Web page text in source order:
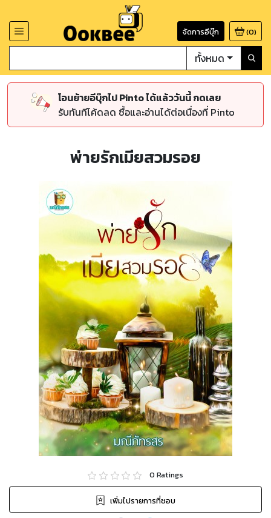
จัดการอีบุ๊ก (0)
ทั้งหมด
โอนย้ายอีบุ๊กไป Pinto ได้แล้ววันนี้ กดเลย
รับทันทีโค้ดลด ซื้อและอ่านได้ต่อเนื่องที่ Pinto
พ่ายรักเมียสวมรอย
0 Ratings
เพิ่มไปรายการที่ชอบ